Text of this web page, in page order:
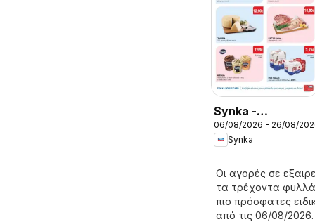
Synka -
Προσφορές
06/08/2026 - 26/08/2026
Synka
Οι αγορές σε
τα τρέχοντα
πιο πρόσφατες
από τις 06/08/